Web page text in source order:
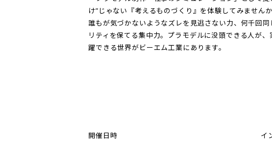
け”じゃない『考えるものづくり』を体験してみません
誰もが気づかないようなズレを見逃さない力、何千回
リティを保てる集中力。プラモデルに没頭できる人が
躍できる世界がビーエム工業にあります。
開催日時 イ